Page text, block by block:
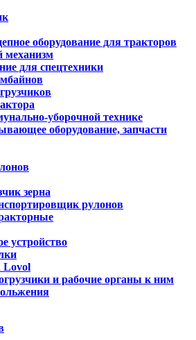
оборудование для тракторов
механизм
для спецтехники
уборочной технике
оборудование, запчасти
зерна
рулонов
устройство
Lovol
и рабочие органы к ним